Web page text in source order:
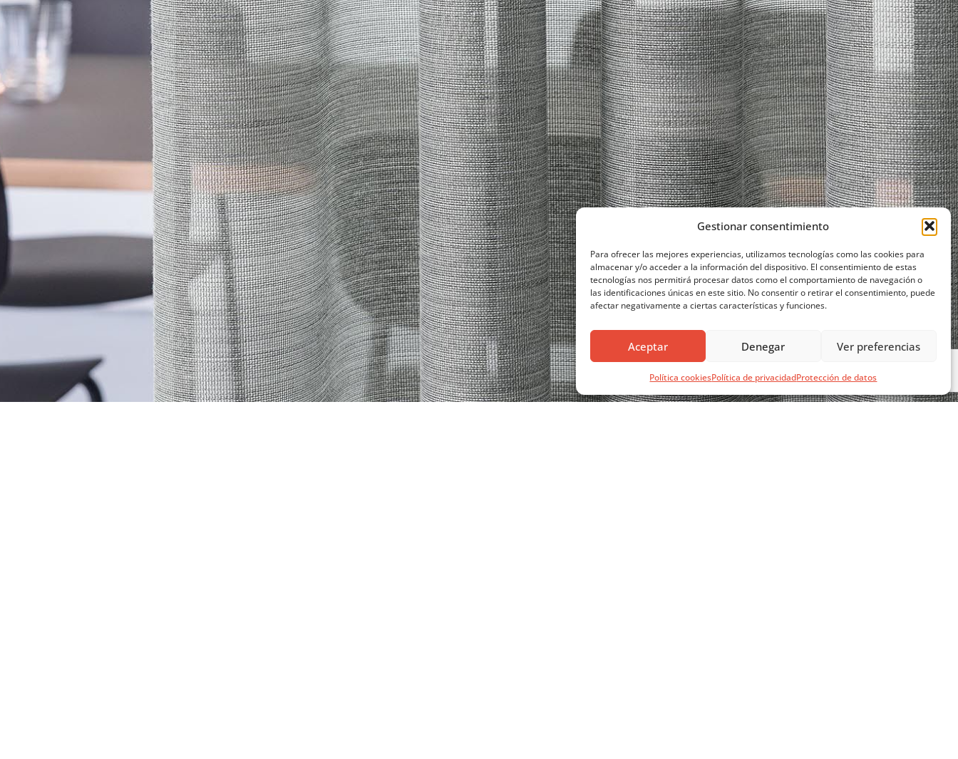
Gestionar consentimiento
Para ofrecer las mejores experiencias, utilizamos tecnologías como las cookies para
almacenar y/o acceder a la información del dispositivo. El consentimiento de estas
tecnologías nos permitirá procesar datos como el comportamiento de navegación o
las identificaciones únicas en este sitio. No consentir o retirar el consentimiento, puede
afectar negativamente a ciertas características y funciones.
Aceptar Denegar Ver preferencias
Política cookiesPolítica de privacidadProtección de datos